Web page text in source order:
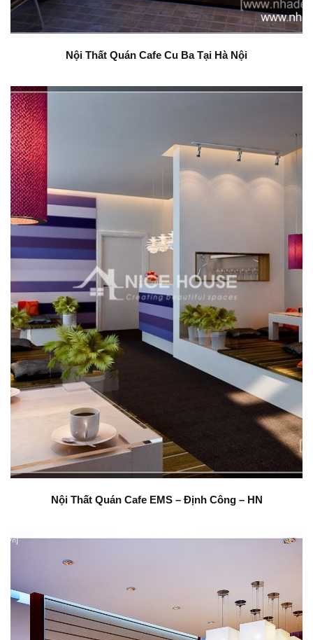
Nội Thất Quán Cafe Cu Ba Tại Hà Nội
Nội Thất Quán Cafe EMS – Định Công – HN